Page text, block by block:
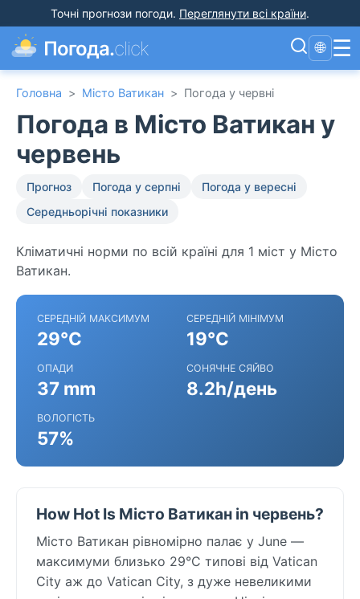
Точні прогнози погоди. Переглянути всі країни.
Погода.click 🌐 ☰
Головна > Місто Ватикан > Погода у червні
Погода в Місто Ватикан у
червень
Прогноз Погода у серпні
Погода у вересні
Середньорічні показники
Кліматичні норми по всій країні для 1 міст у Місто
Ватикан.
СЕРЕДНІЙ МАКСИМУМ
29°C
СЕРЕДНІЙ МІНІМУМ
19°C
ОПАДИ
37 mm
СОНЯЧНЕ СЯЙВО
8.2h/день
ВОЛОГІСТЬ
57%
How Hot Is Місто Ватикан in червень?
Місто Ватикан рівномірно палає у June —
максимуми близько 29°C типові від Vatican
City аж до Vatican City, з дуже невеликими